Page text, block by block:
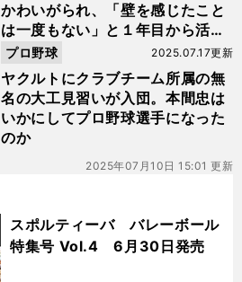
かわいがられ、「壁を感じたこと
は一度もない」と１年目から活躍
した
ヤクルトにクラブチーム所属の無
名の大工見習いが入団。本間忠は
いかにしてプロ野球選手になった
のか
2025.07.17更新
プロ野球
2025年07月10日 15:01 更新
スポルティーバ バレーボール
特集号 Vol.4 6月30日発売